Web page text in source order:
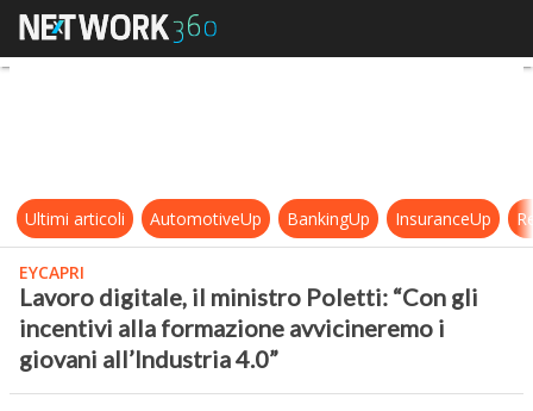
Lavoro digitale, il ministro Poletti:
Ultimi articoli AutomotiveUp BankingUp InsuranceUp
EYCAPRI
Lavoro digitale, il ministro Poletti: “Con gli
incentivi alla formazione avvicineremo i
giovani all’Industria 4.0”